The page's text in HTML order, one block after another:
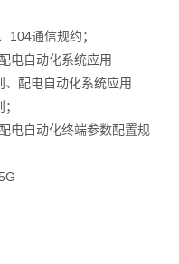
104通信规约；
电自动化系统应用
配电自动化系统应用
电自动化终端参数配置规